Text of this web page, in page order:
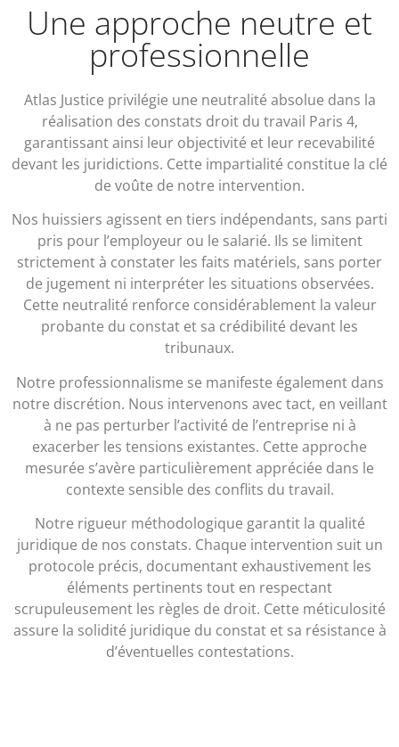
Une approche neutre et
professionnelle
Atlas Justice privilégie une neutralité absolue dans la
réalisation des constats droit du travail Paris 4,
garantissant ainsi leur objectivité et leur recevabilité
devant les juridictions. Cette impartialité constitue la clé
de voûte de notre intervention.
Nos huissiers agissent en tiers indépendants, sans parti
pris pour l’employeur ou le salarié. Ils se limitent
strictement à constater les faits matériels, sans porter
de jugement ni interpréter les situations observées.
Cette neutralité renforce considérablement la valeur
probante du constat et sa crédibilité devant les
tribunaux.
Notre professionnalisme se manifeste également dans
notre discrétion. Nous intervenons avec tact, en veillant
à ne pas perturber l’activité de l’entreprise ni à
exacerber les tensions existantes. Cette approche
mesurée s’avère particulièrement appréciée dans le
contexte sensible des conflits du travail.
Notre rigueur méthodologique garantit la qualité
juridique de nos constats. Chaque intervention suit un
protocole précis, documentant exhaustivement les
éléments pertinents tout en respectant
scrupuleusement les règles de droit. Cette méticulosité
assure la solidité juridique du constat et sa résistance à
d’éventuelles contestations.